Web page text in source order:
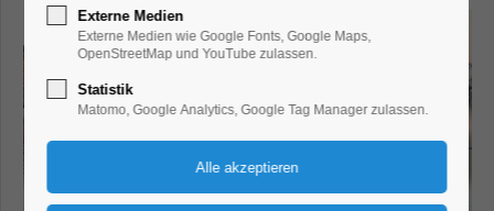
Externe Medien
Externe Medien wie Google Fonts, Google Maps,
OpenStreetMap und YouTube zulassen.
Statistik
Matomo, Google Analytics, Google Tag Manager zulassen.